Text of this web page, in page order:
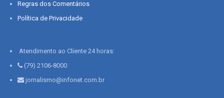
Regras dos Comentários
Política de Privacidade
Atendimento ao Cliente 24 horas:
(79) 2106-8000
jornalismo@infonet.com.br